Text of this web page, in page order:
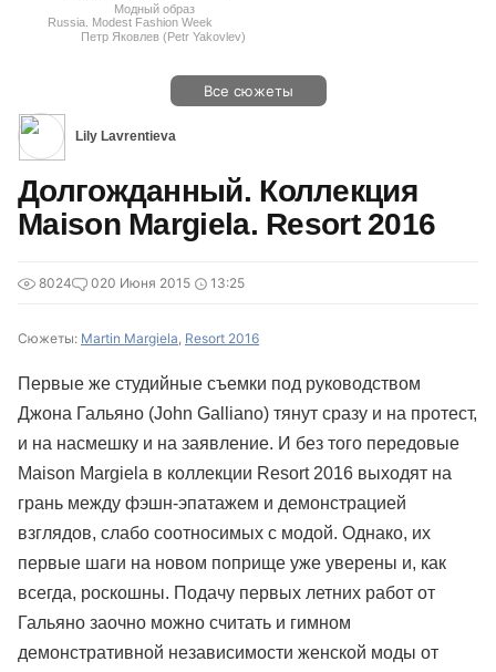
Модный образ
Russia. Modest Fashion Week
Петр Яковлев (Petr Yakovlev)
Все сюжеты
Lily Lavrentieva
Долгожданный. Коллекция
Maison Margiela. Resort 2016
8024 020 Июня 2015 13:25
Сюжеты: Martin Margiela, Resort 2016
Первые же студийные съемки под руководством
Джона Гальяно (John Galliano) тянут сразу и на протест,
и на насмешку и на заявление. И без того передовые
Maison Margiela в коллекции Resort 2016 выходят на
грань между фэшн-эпатажем и демонстрацией
взглядов, слабо соотносимых с модой. Однако, их
первые шаги на новом поприще уже уверены и, как
всегда, роскошны. Подачу первых летних работ от
Гальяно заочно можно считать и гимном
демонстративной независимости женской моды от